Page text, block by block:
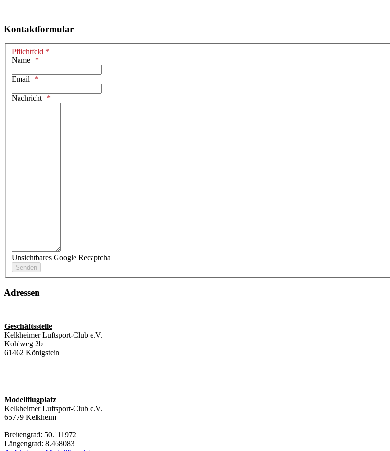
Kontaktformular
Pflichtfeld *
Name
Email
Nachricht
Unsichtbares Google Recaptcha
Adressen
Geschäftsstelle
Kelkheimer Luftsport-Club e.V.
Kohlweg 2b
61462 Königstein
Modellflugplatz
Kelkheimer Luftsport-Club e.V.
65779 Kelkheim
Breitengrad: 50.111972
Längengrad: 8.468083